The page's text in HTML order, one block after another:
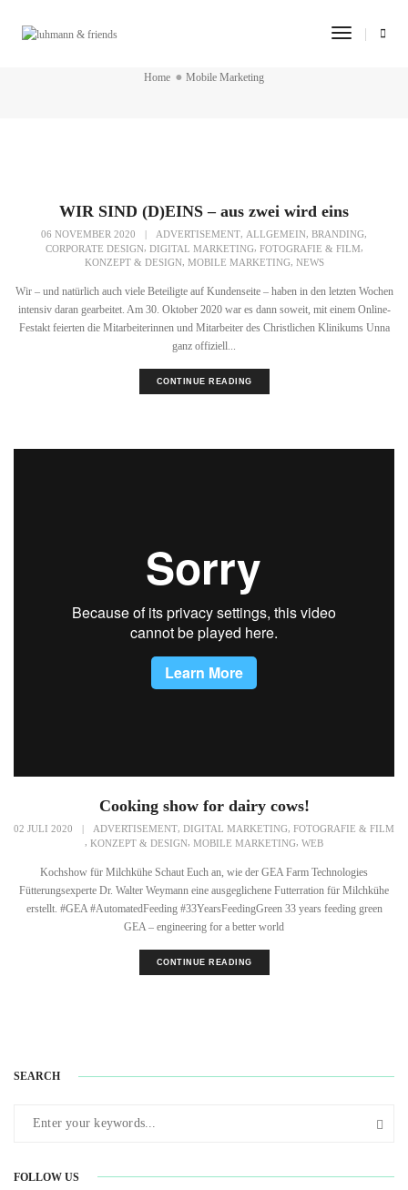
Toggle
Home Mobile Marketing
WIR SIND (D)EINS – aus zwei wird eins
06 NOVEMBER 2020 ADVERTISEMENT ALLGEMEIN BRANDING
CORPORATE DESIGN, DIGITAL MARKETING, FOTOGRAFIE & FILM,
KONZEPT & DESIGN, MOBILE MARKETING, NEWS
Wir – und natürlich auch viele Beteiligte auf Kundenseite – haben in den letzten Wochen
intensiv daran gearbeitet. Am 30. Oktober 2020 war es dann soweit, mit einem Online-
Festakt feierten die Mitarbeiterinnen und Mitarbeiter des Christlichen Klinikums Unna
ganz offiziell...
CONTINUE READING
Cooking show for dairy cows!
02 JULI 2020 ADVERTISEMENT DIGITAL MARKETING FOTOGRAFIE & FILM
, KONZEPT & DESIGN, MOBILE MARKETING, WEB
Kochshow für Milchkühe Schaut Euch an, wie der GEA Farm Technologies
Fütterungsexperte Dr. Walter Weymann eine ausgeglichene Futterration für Milchkühe
erstellt. #GEA #AutomatedFeeding #33YearsFeedingGreen 33 years feeding green
GEA – engineering for a better world
CONTINUE READING
SEARCH
FOLLOW US